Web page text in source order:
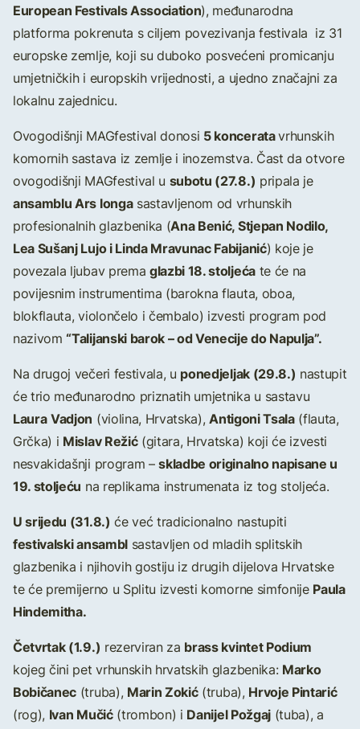
European Festivals Association), međunarodna
platforma pokrenuta s ciljem povezivanja festivala iz 31
europske zemlje, koji su duboko posvećeni promicanju
umjetničkih i europskih vrijednosti, a ujedno značajni za
lokalnu zajednicu.
Ovogodišnji MAGfestival donosi 5 konceratavrhunskih
komornih sastava iz zemlje i inozemstva. Čast da otvore
ovogodišnji MAGfestival u subotu (27.8.) pripala je
ansamblu Ars longasastavljenom od vrhunskih
profesionalnih glazbenika (Ana Benić, Stjepan Nodilo,
Lea Sušanj Lujo i Linda Mravunac Fabijanić) koje je
povezala ljubav prema glazbi 18. stoljećate će na
povijesnim instrumentima (barokna flauta, oboa,
blokflauta, violončelo i čembalo) izvesti program pod
nazivom“Talijanski barok – od Venecije do Napulja”.
Na drugoj večeri festivala, u ponedjeljak (29.8.) nastupit
će trio međunarodno priznatih umjetnika u sastavu
Laura Vadjon (violina, Hrvatska),Antigoni Tsala(flauta,
Grčka) i Mislav Režić(gitara, Hrvatska) koji će izvesti
nesvakidašnji program –skladbe originalno napisane u
19. stoljeću na replikama instrumenata iz tog stoljeća.
U srijedu (31.8.) će već tradicionalno nastupiti
festivalski ansamblsastavljen od mladih splitskih
glazbenika i njihovih gostiju iz drugih dijelova Hrvatske
te će premijerno u Splitu izvesti komorne simfonije Paula
Hindemitha.
Četvrtak (1.9.) rezerviran za brass kvintet Podium
kojeg čini pet vrhunskih hrvatskih glazbenika: Marko
Bobičanec (truba), Marin Zokić(truba), Hrvoje Pintarić
(rog), Ivan Mučić(trombon) i Danijel Požgaj(tuba), a